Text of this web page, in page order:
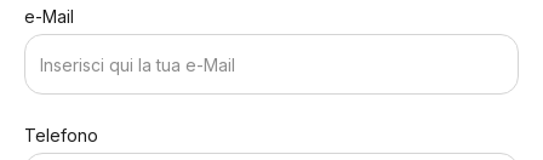
e-Mail
Telefono